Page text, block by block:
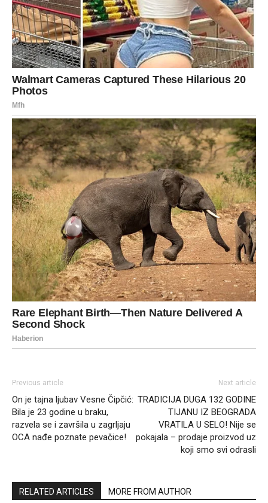
Previous article
On je tajna ljubav Vesne Čipčić:
Bila je 23 godine u braku,
razvela se i završila u zagrljaju
OCA nađe poznate pevačice!
Next article
TRADICIJA DUGA 132 GODINE
TIJANU IZ BEOGRADA
VRATILA U SELO! Nije se
pokajala – prodaje proizvod uz
koji smo svi odrasli
RELATED ARTICLES MORE FROM AUTHOR